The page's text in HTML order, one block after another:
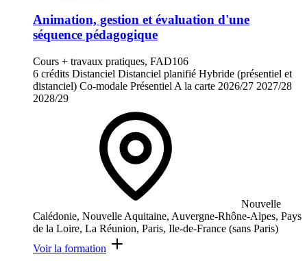
Animation, gestion et évaluation d'une
séquence pédagogique
Cours + travaux pratiques, FAD106
6 crédits Distanciel Distanciel planifié Hybride (présentiel et
distanciel) Co-modale Présentiel A la carte 2026/27 2027/28
2028/29
Nouvelle
Calédonie, Nouvelle Aquitaine, Auvergne-Rhône-Alpes, Pays
de la Loire, La Réunion, Paris, Ile-de-France (sans Paris)
Voir la formation